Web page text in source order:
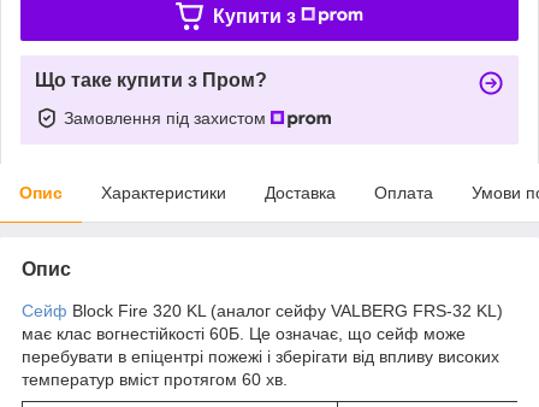
Купити з
Що таке купити з Пром?
Замовлення під захистом
Опис Характеристики Доставка Оплата Умови
Опис
Сейф Block Fire 320 KL (аналог сейфу VALBERG FRS-32 KL)
має клас вогнестійкості 60Б. Це означає, що сейф може
перебувати в епіцентрі пожежі і зберігати від впливу високих
температур вміст протягом 60 хв.